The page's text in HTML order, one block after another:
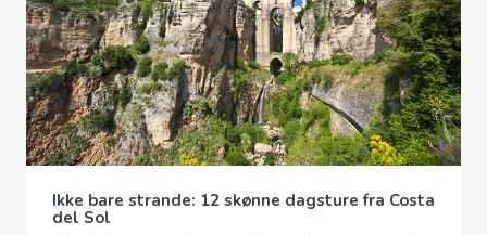
Ikke bare strande: 12 skønne dagsture fra Costa
del Sol